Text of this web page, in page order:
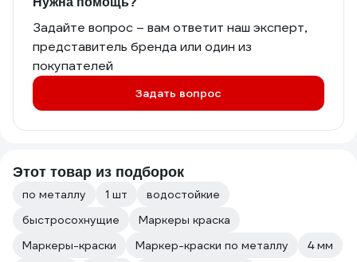
Задайте вопрос – вам ответит наш эксперт,
представитель бренда или один из
покупателей
Задать вопрос
Этот товар из подборок
по металлу 1 шт
водостойкие
быстросохнущие
Маркеры краска
Маркеры-краски
Маркер-краски по металлу
4 мм